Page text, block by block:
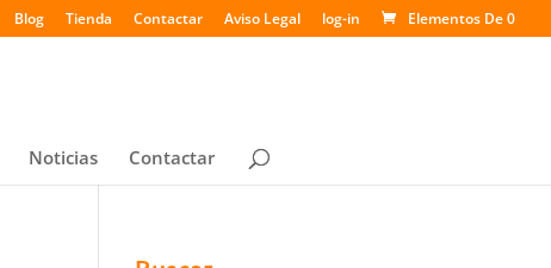
Blog Tienda Contactar Aviso Legal log-in Elementos De 0
Noticias Contactar